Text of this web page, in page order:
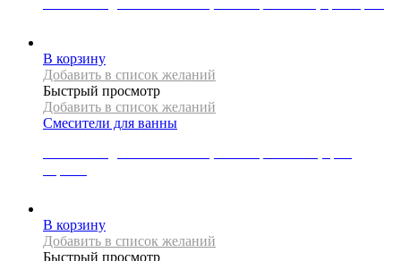
В корзину
Добавить в список желаний
Быстрый просмотр
Добавить в список желаний
Смесители для ванны
В корзину
Добавить в список желаний
Быстрый просмотр